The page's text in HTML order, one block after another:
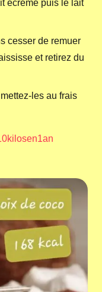
écrémé puis le lait
cesser de remuer
et retirez du
les au frais